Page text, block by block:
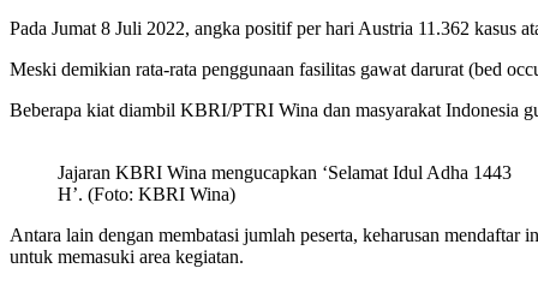
Pada Jumat 8 Juli 2022, angka positif per hari Austria 11.362 kasus
Meski demikian rata-rata penggunaan fasilitas gawat darurat (bed
Beberapa kiat diambil KBRI/PTRI Wina dan masyarakat Indonesia
Jajaran KBRI Wina mengucapkan ‘Selamat Idul Adha 1443
H’. (Foto: KBRI Wina)
Antara lain dengan membatasi jumlah peserta, keharusan
untuk memasuki area kegiatan.